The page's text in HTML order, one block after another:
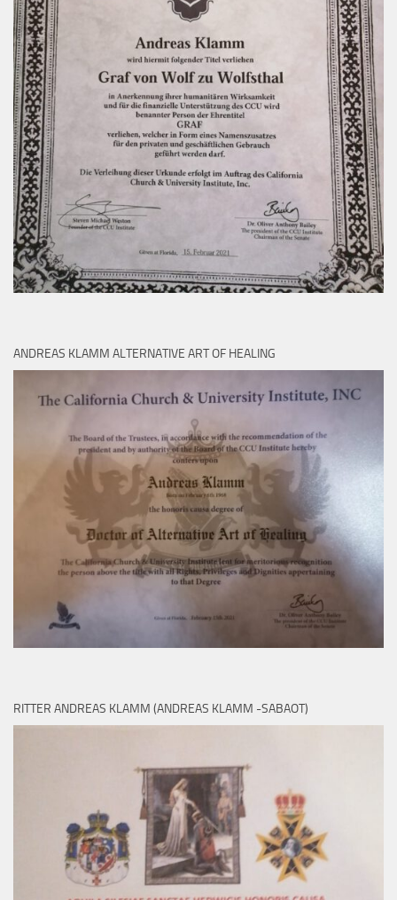
ANDREAS KLAMM ALTERNATIVE ART OF HEALING
RITTER ANDREAS KLAMM (ANDREAS KLAMM -SABAOT)